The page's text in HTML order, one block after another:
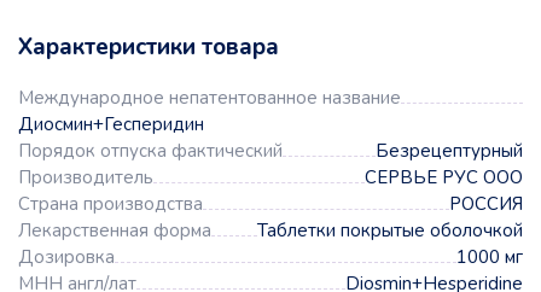
Характеристики товара
Международное непатентованное название
Диосмин+Гесперидин
Порядок отпуска фактический
Безрецептурный
Производитель
СЕРВЬЕ РУС ООО
Страна производства
РОССИЯ
Лекарственная форма
Таблетки покрытые оболочкой
Дозировка
1000 мг
МНН англ/лат
Diosmin+Hesperidine